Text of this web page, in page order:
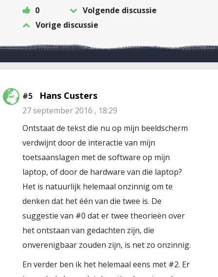
0
Volgende discussie
Vorige discussie
#5 Hans Custers
27 september 2016 , 18:29
Ontstaat de tekst die nu op mijn beeldscherm
verdwijnt door de interactie van mijn
toetsaanslagen met de software op mijn
laptop, of door de hardware van die laptop?
Het is natuurlijk helemaal onzinnig om te
denken dat het één van die twee is. De
suggestie van #0 dat er twee theorieën over
het ontstaan van gedachten zijn, die
onverenigbaar zouden zijn, is net zo onzinnig.
En verder ben ik het helemaal eens met #2. Er